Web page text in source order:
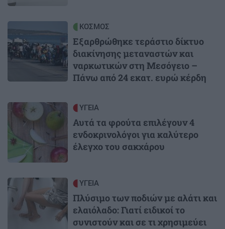
ΚΟΣΜΟΣ
Εξαρθρώθηκε τεράστιο δίκτυο
διακίνησης μεταναστών και
ναρκωτικών στη Μεσόγειο –
Πάνω από 24 εκατ. ευρώ κέρδη
Image ΥΓΕΙΑ
Αυτά τα φρούτα επιλέγουν 4
ενδοκρινολόγοι για καλύτερο
έλεγχο του σακχάρου
Image ΥΓΕΙΑ
Πλύσιμο των ποδιών με αλάτι και
ελαιόλαδο: Γιατί ειδικοί το
συνιστούν και σε τι χρησιμεύει